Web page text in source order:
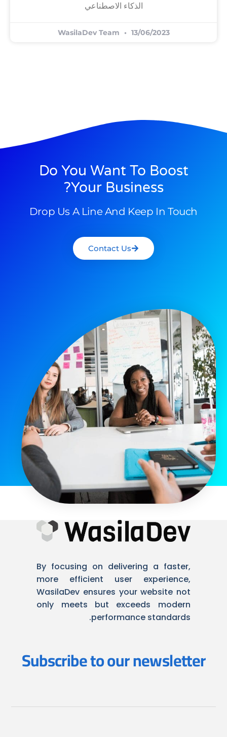
الذكاء الاصطناعي
WasilaDev Team 13/06/2023
Do You Want To Boost
Your Business?
Drop Us A Line And Keep In Touch
Contact Us
By focusing on delivering a faster,
more efficient user experience,
WasilaDev ensures your website not
only meets but exceeds modern
performance standards.
Subscribe to our newsletter